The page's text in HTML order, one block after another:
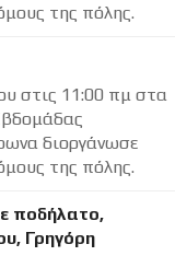
της πόλης.
στις 11:00 πμ στα
διοργάνωσε
της πόλης.
ποδήλατο,
Γρηγόρη